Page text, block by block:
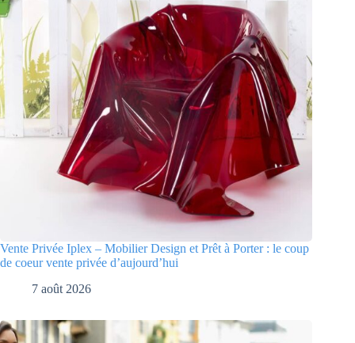
Vente Privée Iplex – Mobilier Design et Prêt à Porter : le coup
de coeur vente privée d’aujourd’hui
7 août 2026